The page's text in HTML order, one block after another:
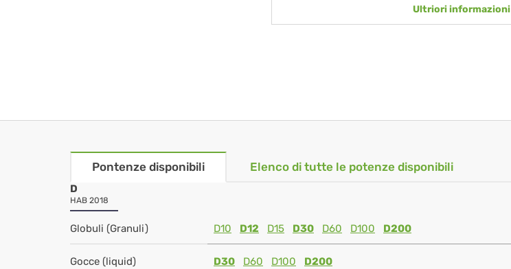
Ultriori informazioni
Pontenze disponibili Elenco di tutte le potenze disponibili
D
HAB 2018
Globuli (Granuli) D10 D12 D15 D30 D60 D100 D200
Gocce (liquid) D30 D60 D100 D200